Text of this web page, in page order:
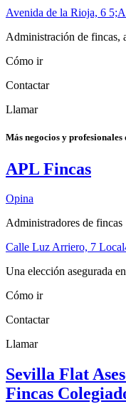
Avenida de la Rioja, 6 5;A
Administración de fincas,
Cómo ir
Contactar
Llamar
Más negocios y
APL Fincas
Opina
Administradores de fincas
Calle Luz Arriero, 7 Local
Una elección asegurada
Cómo ir
Contactar
Llamar
Sevilla Flat
Fincas